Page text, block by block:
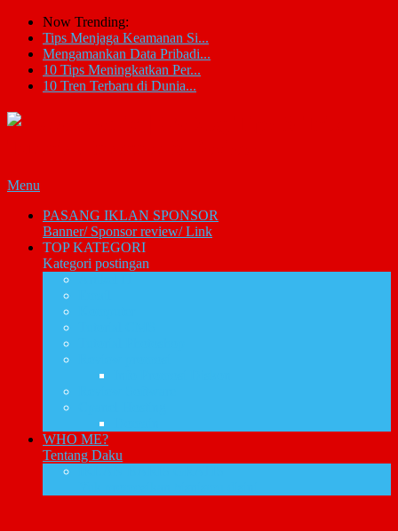
Now Trending:
Tips Menjaga Keamanan Si...
Mengamankan Data Pribadi...
10 Tips Meningkatkan Per...
10 Tren Terbaru di Dunia...
Menu
PASANG IKLAN SPONSOR
Banner/ Sponsor review/ Link
TOP KATEGORI
Kategori postingan
WHO ME?
Tentang Daku